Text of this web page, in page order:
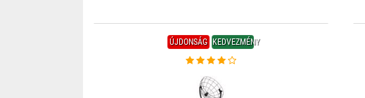
ÚJDONSÁG KEDVEZMÉNY